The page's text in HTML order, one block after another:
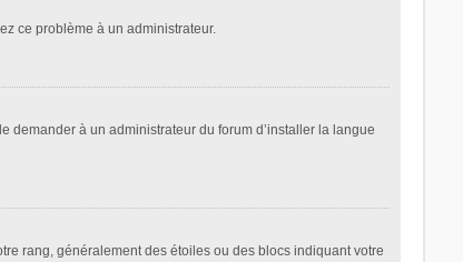
ce problème à un administrateur.
demander à un administrateur du forum d’installer la langue
rang, généralement des étoiles ou des blocs indiquant votre